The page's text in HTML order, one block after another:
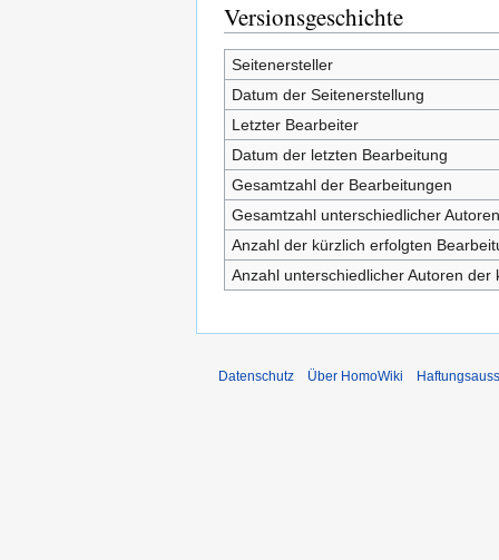
Versionsgeschichte
Seitenersteller
Datum der Seitenerstellung
Letzter Bearbeiter
Datum der letzten Bearbeitung
Gesamtzahl der Bearbeitungen
Gesamtzahl unterschiedlicher Autoren
Anzahl der kürzlich erfolgten
Anzahl unterschiedlicher Autoren
Datenschutz Über HomoWiki